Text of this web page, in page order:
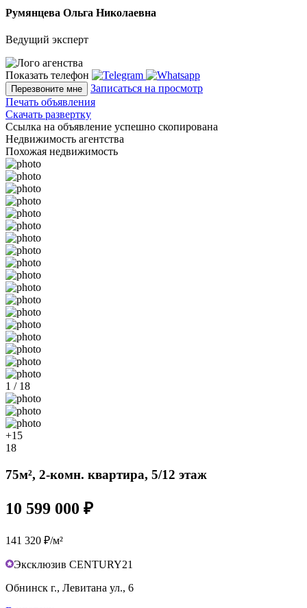
Румянцева Ольга Николаевна
Ведущий эксперт
Показать телефон
Перезвоните мне
Записаться на просмотр
Печать объявления
Скачать развертку
Ссылка на объявление успешно скопирована
Недвижимость агентства
Похожая недвижимость
1 / 18
+15
18
75м², 2-комн. квартира, 5/12 этаж
10 599 000 ₽
141 320 ₽/м²
Эксклюзив CENTURY21
Обнинск г., Левитана ул., 6